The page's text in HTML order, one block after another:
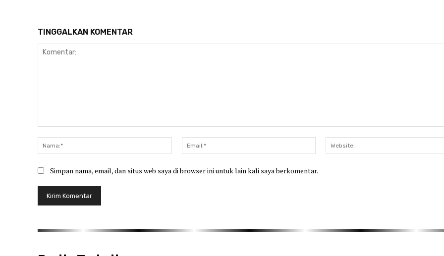
TINGGALKAN KOMENTAR
Nama:*
Email:*
Simpan nama, email, dan situs web saya di browser ini untuk lain kali saya berkomentar.